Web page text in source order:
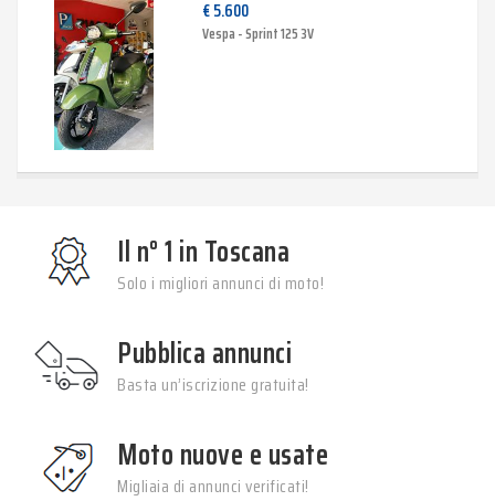
€ 5.600
Vespa - Sprint 125 3V
Il n° 1 in Toscana
Solo i migliori annunci di moto!
Pubblica annunci
Basta un’iscrizione gratuita!
Moto nuove e usate
Migliaia di annunci verificati!